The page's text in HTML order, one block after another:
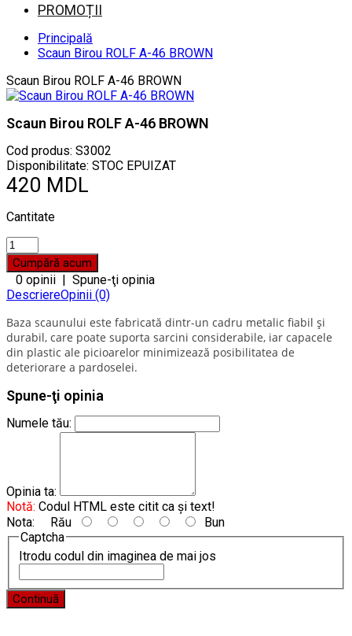
PROMOȚII
Principală
Scaun Birou ROLF A-46 BROWN
Scaun Birou ROLF A-46 BROWN
Scaun Birou ROLF A-46 BROWN
Cod produs: S3002
Disponibilitate: STOC EPUIZAT
420 MDL
Cantitate
0 opinii | Spune-ţi opinia
DescriereOpinii (0)
Baza scaunului este fabricată dintr-un cadru metalic fiabil și
durabil, care poate suporta sarcini considerabile, iar capacele
din plastic ale picioarelor minimizează posibilitatea de
deteriorare a pardoselei.
Spune-ţi opinia
Numele tău:
Opinia ta:
Notă: Codul HTML este citit ca şi text!
Nota: Rău
Bun
Captcha
Itrodu codul din imaginea de mai jos
Continuă